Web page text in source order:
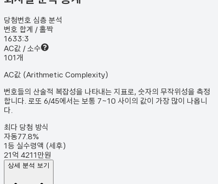
당첨번호 심층 분석
번호 합계 / 홀짝
1633:3
AC값 / 소수
101개
AC값 (Arithmetic Complexity)
번호들의 산술적 복잡성을 나타내는 지표로, 숫자의 무작위성을 측정
합니다. 로또 6/45에서는 보통 7~10 사이의 값이 가장 많이 나옵니
다.
최다 당첨 방식
자동77.8%
1등 실수령액 (세후)
21억 4211만원
상세 분석 보기